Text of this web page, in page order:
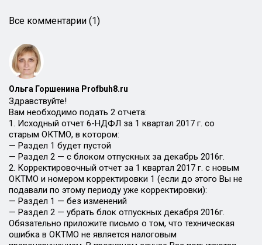
Все комментарии (1)
Ольга Горшенина Profbuh8.ru
Здравствуйте!
Вам необходимо подать 2 отчета:
1. Исходный отчет 6-НДФЛ за 1 квартал 2017 г. со
старым ОКТМО, в котором:
— Раздел 1 будет пустой
— Раздел 2 — с блоком отпускных за декабрь 2016г.
2. Корректировочный отчет за 1 квартал 2017 г. с новым
ОКТМО и номером корректировки 1 (если до этого Вы не
подавали по этому периоду уже корректировки):
— Раздел 1 — без изменений
— Раздел 2 — убрать блок отпускных декабря 2016г.
Обязательно приложите письмо о том, что техническая
ошибка в ОКТМО не является налоговым